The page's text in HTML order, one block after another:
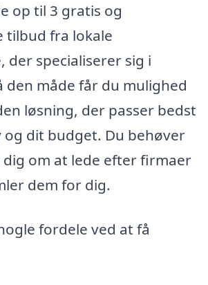
op til 3 gratis og
tilbud fra lokale
specialiserer sig i
den måde får du mulighed
løsning, der passer bedst
og dit budget. Du behøver
dig om at lede efter firmaer
dem for dig.
fordele ved at få